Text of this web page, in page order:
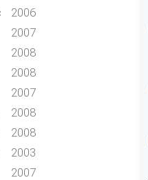
2006
2007
2008
2008
2007
2008
2008
2003
2007